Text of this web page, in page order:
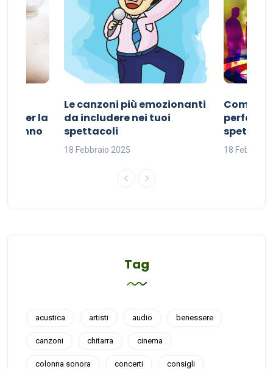
per la
sonno
Le canzoni più emozionanti
da includere nei tuoi
spettacoli
18 Febbraio 2025
Come
perfetta
18 Febbraio
Tag
acustica artisti audio benessere
canzoni chitarra cinema
colonna sonora concerti consigli